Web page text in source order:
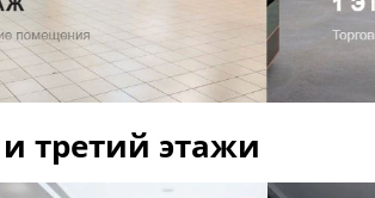
третий этажи